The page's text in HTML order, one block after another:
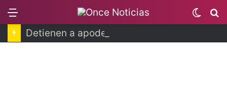
Detienen a apoderada legal de Ingemar
Switch
skin